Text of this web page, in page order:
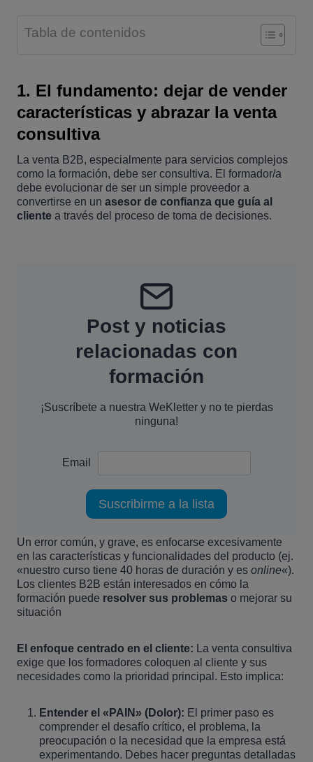
Tabla de contenidos
1. El fundamento: dejar de vender
características y abrazar la venta
consultiva
La venta B2B, especialmente para servicios complejos
como la formación, debe ser consultiva. El formador/a
debe evolucionar de ser un simple proveedor a
convertirse en un asesor de confianza que guía al
cliente a través del proceso de toma de decisiones.
Post y noticias
relacionadas con
formación
¡Suscríbete a nuestra WeKletter y no te pierdas
ninguna!
Email
Un error común, y grave, es enfocarse excesivamente
en las características y funcionalidades del producto (ej.
«nuestro curso tiene 40 horas de duración y es online«).
Los clientes B2B están interesados en cómo la
formación puede resolver sus problemas o mejorar su
situación
El enfoque centrado en el cliente: La venta consultiva
exige que los formadores coloquen al cliente y sus
necesidades como la prioridad principal. Esto implica:
Entender el «PAIN» (Dolor): El primer paso es
comprender el desafío crítico, el problema, la
preocupación o la necesidad que la empresa está
experimentando. Debes hacer preguntas detalladas